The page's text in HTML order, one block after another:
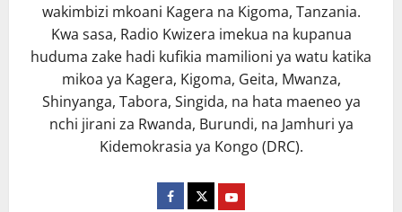
wakimbizi mkoani Kagera na Kigoma, Tanzania.
Kwa sasa, Radio Kwizera imekua na kupanua
huduma zake hadi kufikia mamilioni ya watu katika
mikoa ya Kagera, Kigoma, Geita, Mwanza,
Shinyanga, Tabora, Singida, na hata maeneo ya
nchi jirani za Rwanda, Burundi, na Jamhuri ya
Kidemokrasia ya Kongo (DRC).